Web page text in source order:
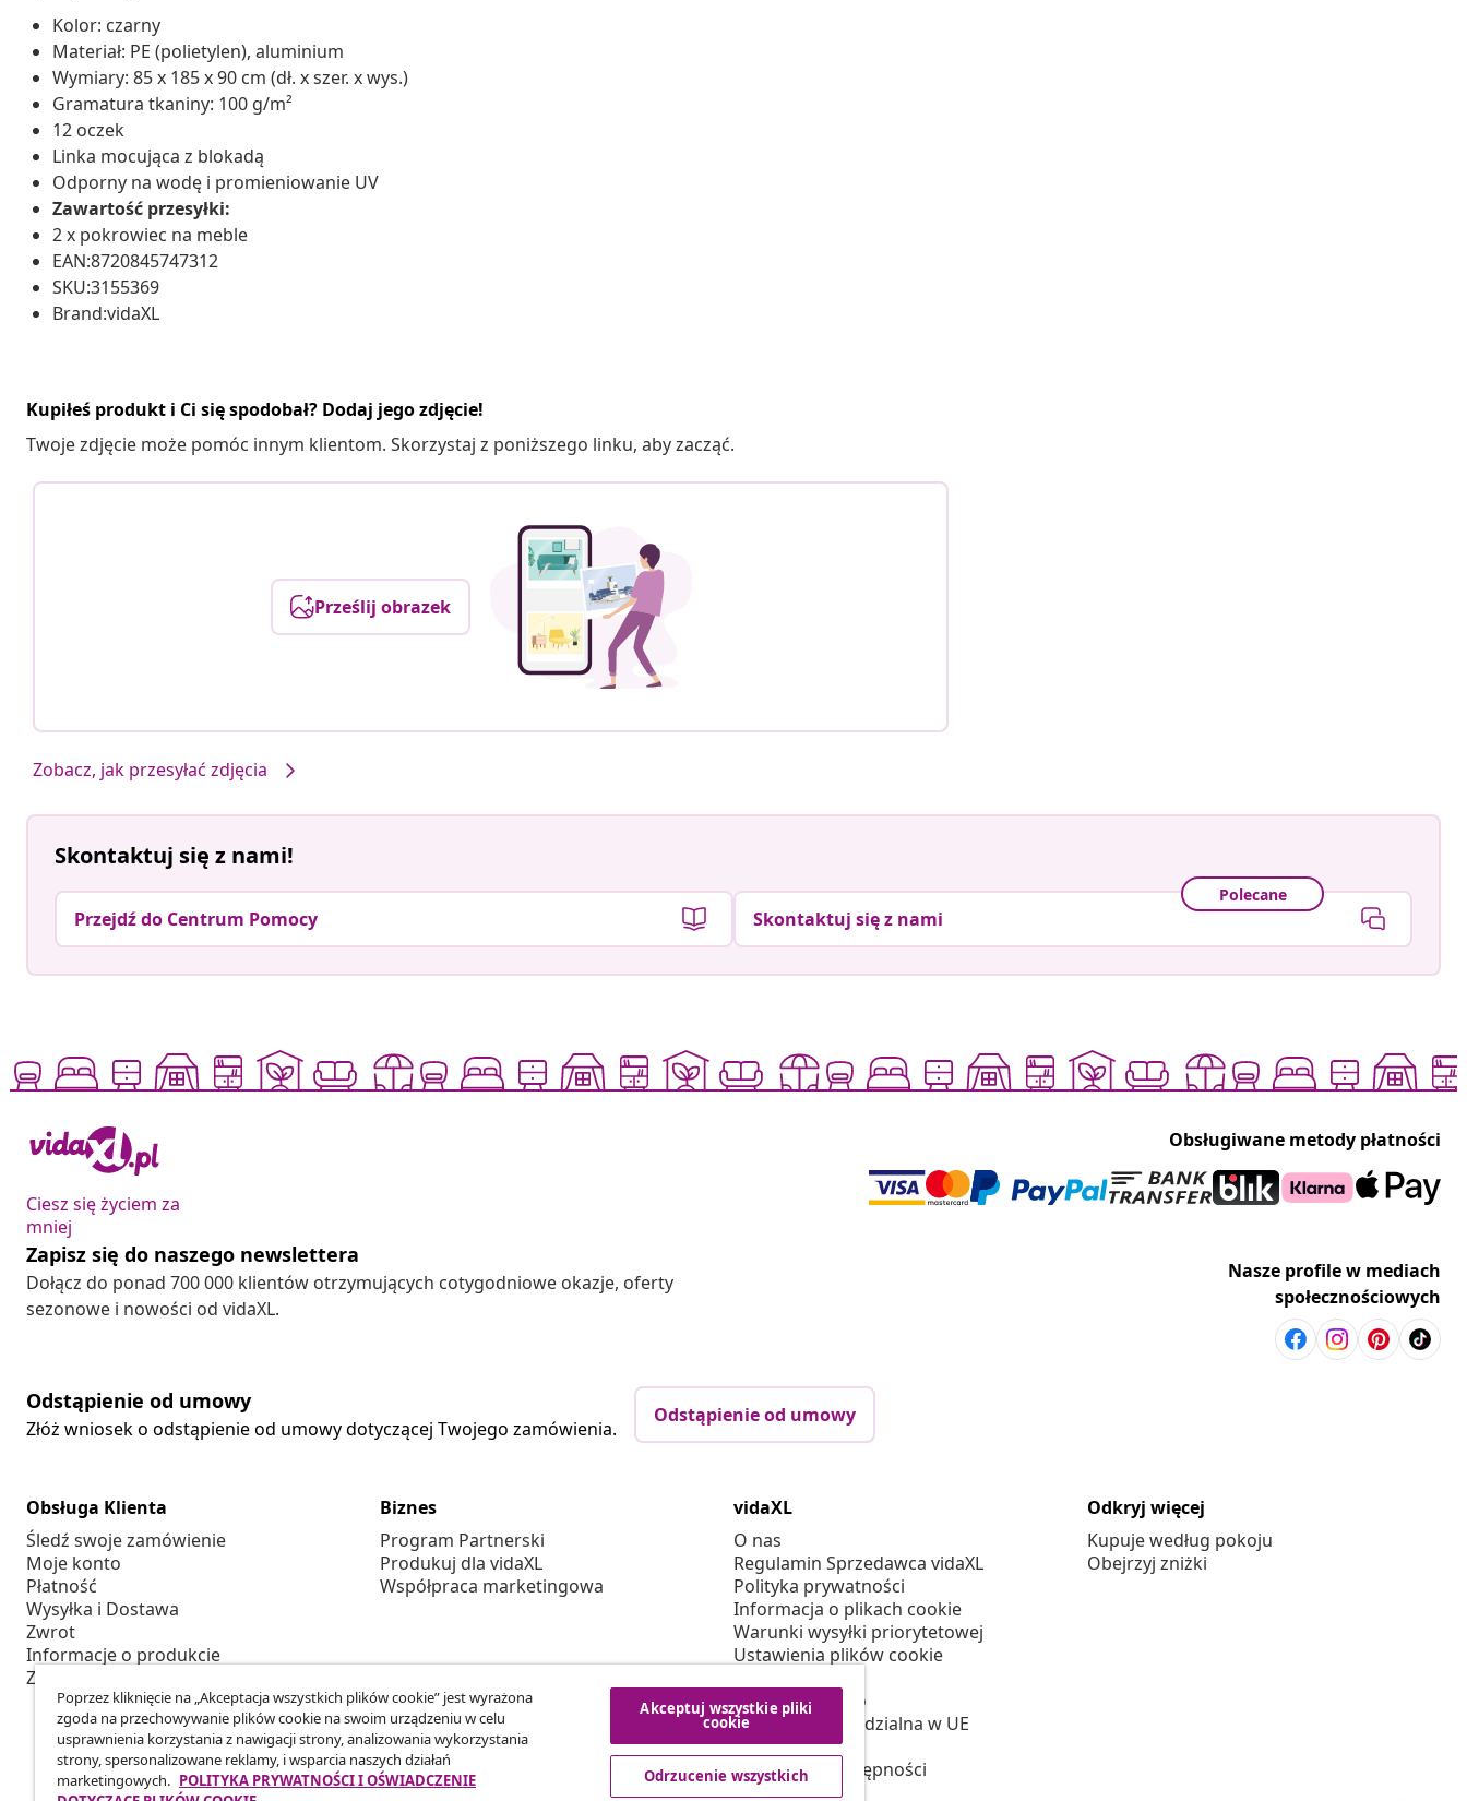
Kolor: czarny
Materiał: PE (polietylen), aluminium
Wymiary: 85 x 185 x 90 cm (dł. x szer. x wys.)
Gramatura tkaniny: 100 g/m²
12 oczek
Linka mocująca z blokadą
Odporny na wodę i promieniowanie UV
Zawartość przesyłki:
2 x pokrowiec na meble
EAN:8720845747312
SKU:3155369
Brand:vidaXL
Kupiłeś produkt i Ci się spodobał? Dodaj jego zdjęcie!
Twoje zdjęcie może pomóc innym klientom. Skorzystaj z poniższego linku, aby zacząć.
Prześlij obrazek
Zobacz, jak przesyłać zdjęcia
Skontaktuj się z nami!
Przejdź do Centrum Pomocy
Polecane
Skontaktuj się z nami
Ciesz się życiem za
mniej
Obsługiwane metody płatności
Zapisz się do naszego newslettera
Dołącz do ponad 700 000 klientów otrzymujących cotygodniowe okazje, oferty
sezonowe i nowości od vidaXL.
Nasze profile w mediach
społecznościowych
Odstąpienie od umowy
Złóż wniosek o odstąpienie od umowy dotyczącej Twojego zamówienia.
Odstąpienie od umowy
Obsługa Klienta
Śledź swoje zamówienie
Moje konto
Płatność
Wysyłka i Dostawa
Zwrot
Informacje o produkcie
Zamówienie
Biznes
Program Partnerski
Produkuj dla vidaXL
Współpraca marketingowa
vidaXL
O nas
Regulamin Sprzedawca vidaXL
Polityka prywatności
Informacja o plikach cookie
Warunki wysyłki priorytetowej
Ustawienia plików cookie
Bezpieczeństwo
Osoba odpowiedzialna w UE
Polityką EPR
Deklaracja dostępności
Odkryj więcej
Kupuje według pokoju
Obejrzyj zniżki
Poprzez kliknięcie na „Akceptacja wszystkich plików cookie” jest wyrażona
zgoda na przechowywanie plików cookie na swoim urządzeniu w celu
usprawnienia korzystania z nawigacji strony, analizowania wykorzystania
strony, spersonalizowane reklamy, i wsparcia naszych działań
marketingowych. POLITYKA PRYWATNOŚCI I OŚWIADCZENIE
Akceptuj wszystkie pliki
cookie
Odrzucenie wszystkich